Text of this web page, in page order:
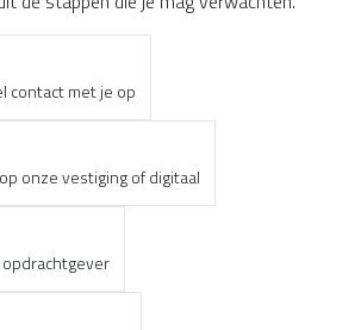
contact met je op
onze vestiging of digitaal